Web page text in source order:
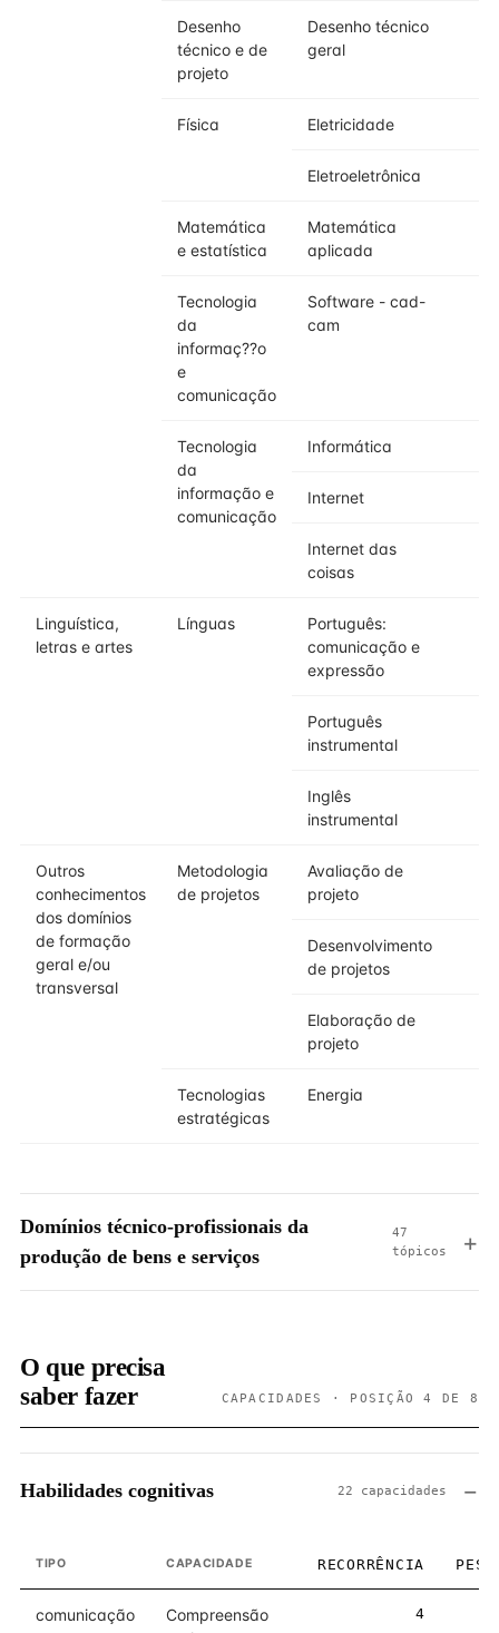
Desenho
técnico e de
projeto
Desenho técnico
geral
Física Eletricidade
Eletroeletrônica
Matemática
e estatística
Matemática
aplicada
Tecnologia
da
informaç??o
e
comunicação
Software - cad-
cam
Tecnologia
da
informação e
comunicação
Informática
Internet
Internet das
coisas
Linguística,
letras e artes
Línguas
Português:
comunicação e
expressão
Português
instrumental
Inglês
instrumental
Outros
conhecimentos
dos domínios
de formação
geral e/ou
transversal
Metodologia
de projetos
Avaliação de
projeto
Desenvolvimento
de projetos
Elaboração de
projeto
Tecnologias
estratégicas
Energia
Domínios técnico-profissionais da
produção de bens e serviços
47
tópicos
O que precisa
saber fazer
CAPACIDADES · POSIÇÃO 4 DE 8
Habilidades cognitivas 22 capacidades
TIPO CAPACIDADE RECORRÊNCIA PESO
comunicação
Compreensão
4